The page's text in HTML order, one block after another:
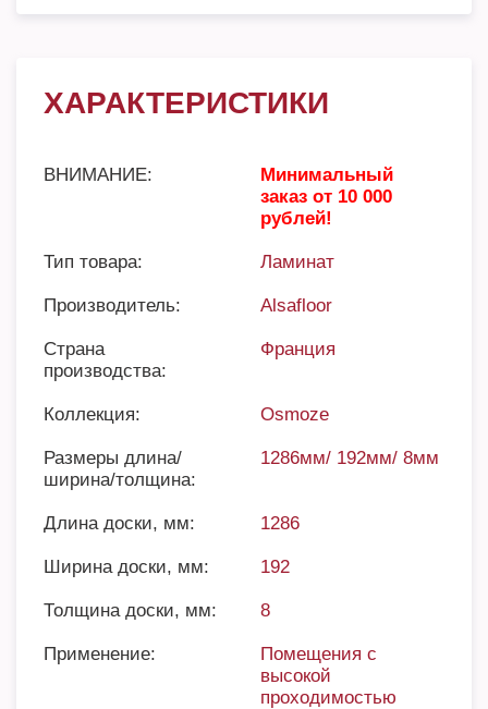
ХАРАКТЕРИСТИКИ
ВНИМАНИЕ:
Минимальный
заказ от 10 000
рублей!
Тип товара: Ламинат
Производитель: Alsafloor
Страна
производства:
Франция
Коллекция: Osmoze
Размеры длина/
ширина/толщина:
1286мм/ 192мм/ 8мм
Длина доски, мм: 1286
Ширина доски, мм: 192
Толщина доски, мм: 8
Применение:
Помещения с
высокой
проходимостью